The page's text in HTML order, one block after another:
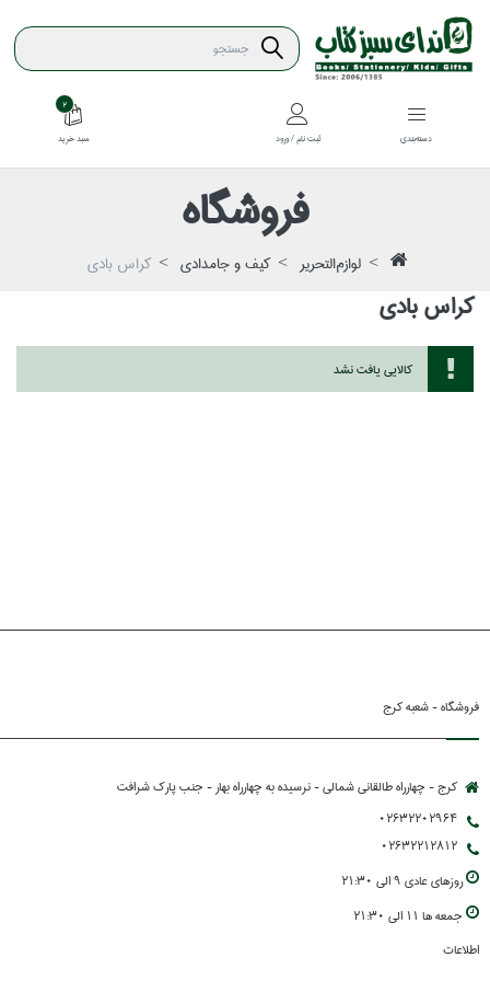
دسته‌بندي ثبت نام / ورود
2
سبد خريد
فروشگاه
لوازم‌التحرير كيف و جامدادي كراس بادي
كراس بادي
كالايي يافت نشد
فروشگاه - شعبه کرج
کرج - چهارراه طالقانی شمالی - نرسیده به چهارراه بهار - جنب پارك شرافت
02632202964
02632212812
روزهاي عادي 9 الي 21:30
جمعه ها 11 الي 21:30
اطلاعات